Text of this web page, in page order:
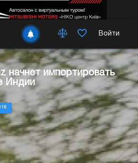
Войти
начнет импортировать
Индии